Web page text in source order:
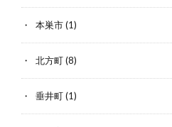
本巣市(1)
北方町(8)
垂井町(1)